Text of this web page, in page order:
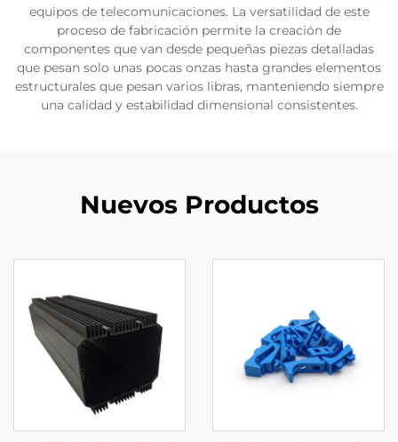
equipos de telecomunicaciones. La versatilidad de este
proceso de fabricación permite la creación de
componentes que van desde pequeñas piezas detalladas
que pesan solo unas pocas onzas hasta grandes elementos
estructurales que pesan varios libras, manteniendo siempre
una calidad y estabilidad dimensional consistentes.
Nuevos Productos